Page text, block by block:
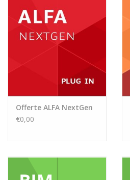
Offerte ALFA NextGen
€0,00